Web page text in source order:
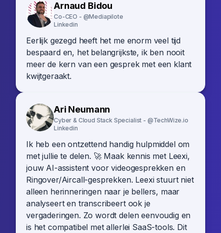
Arnaud Bidou
Co-CEO - @Mediapilote
Linkedin
Eerlijk gezegd heeft het me enorm veel tijd
bespaard en, het belangrijkste, ik ben nooit
meer de kern van een gesprek met een klant
kwijtgeraakt.
Ari Neumann
Cyber & Cloud Stack Specialist - @TechWize.io
Linkedin
Ik heb een ontzettend handig hulpmiddel om
met jullie te delen. 🚀 Maak kennis met Leexi,
jouw AI-assistent voor videogesprekken en
Ringover/Aircall-gesprekken. Leexi stuurt niet
alleen herinneringen naar je bellers, maar
analyseert en transcribeert ook je
vergaderingen. Zo wordt delen eenvoudig en
is het compatibel met allerlei SaaS-tools. Dit